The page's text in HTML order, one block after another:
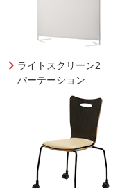
ライトスクリーン2
パーテーション